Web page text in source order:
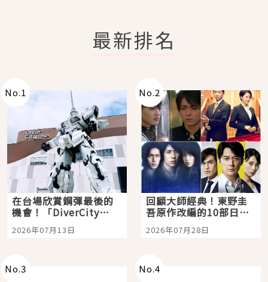
最新排名
No.1
在台場欣賞鋼彈最後的
機會！「DiverCity
Tokyo Plaza」搭船、
購物、美食及夜景，一
2026年07月13日
No.2
回顧大師經典！東野圭
吾原作改編的10部日本
影視作品推薦
2026年07月28日
No.3 No.4